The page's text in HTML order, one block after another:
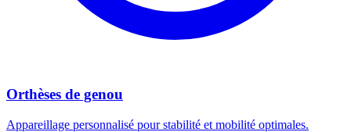
Orthèses de genou
Appareillage personnalisé pour stabilité et mobilité optimales.